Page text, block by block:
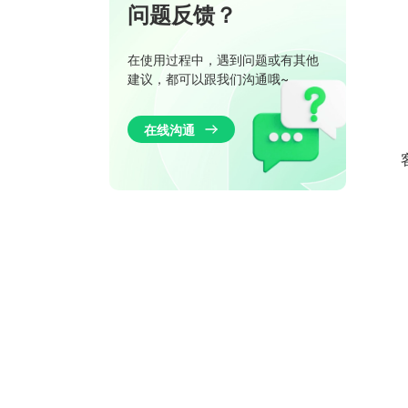
问题反馈？
在使用过程中，遇到问题或有其他
建议，都可以跟我们沟通哦~
在线沟通